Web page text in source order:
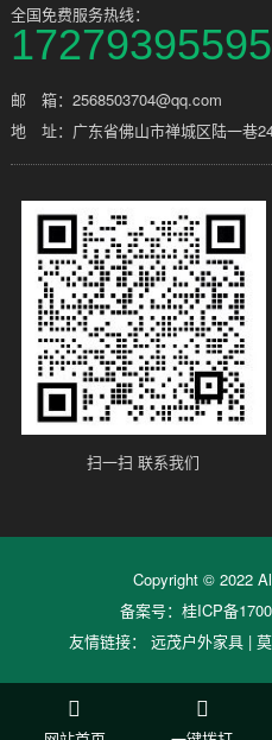
全国免费服务热线：
17279395595
邮 箱：2568503704@qq.com
地 址：广东省佛山市禅城区陆一巷
扫一扫 联系我们
Copyright © 2022
备案号：桂ICP备
友情链接： 远茂户外家具|